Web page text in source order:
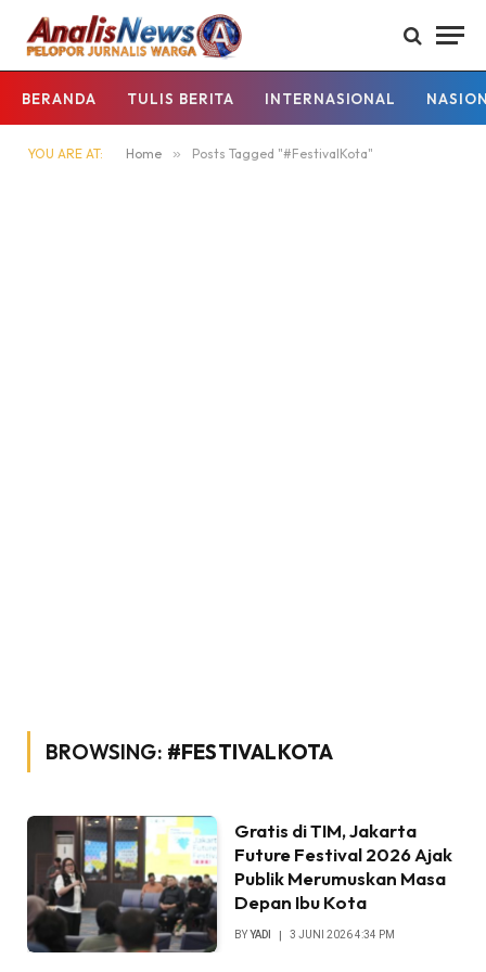
BERANDA TULIS BERITA INTERNASIONAL
YOU ARE AT: Home » Posts Tagged "#FestivalKota"
BROWSING: #FESTIVALKOTA
Gratis di TIM, Jakarta
Future Festival 2026 Ajak
Publik Merumuskan Masa
Depan Ibu Kota
BYYADI 3 JUNI 2026 4:34 PM